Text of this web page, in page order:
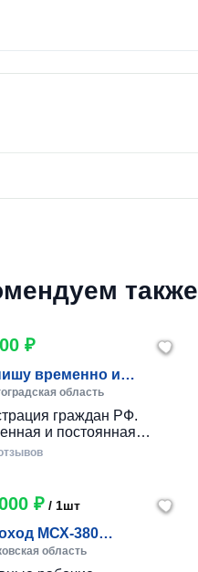
также
₽
временно и
в Волжском
область
граждан РФ.
и постоянная
через мфц.
₽/ 1шт
МСХ-380
11А-РС, Вариатор,
область